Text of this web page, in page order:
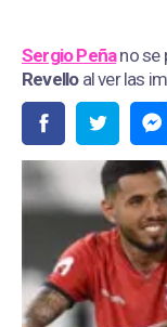
Sergio Peñano se
Revelloal ver las